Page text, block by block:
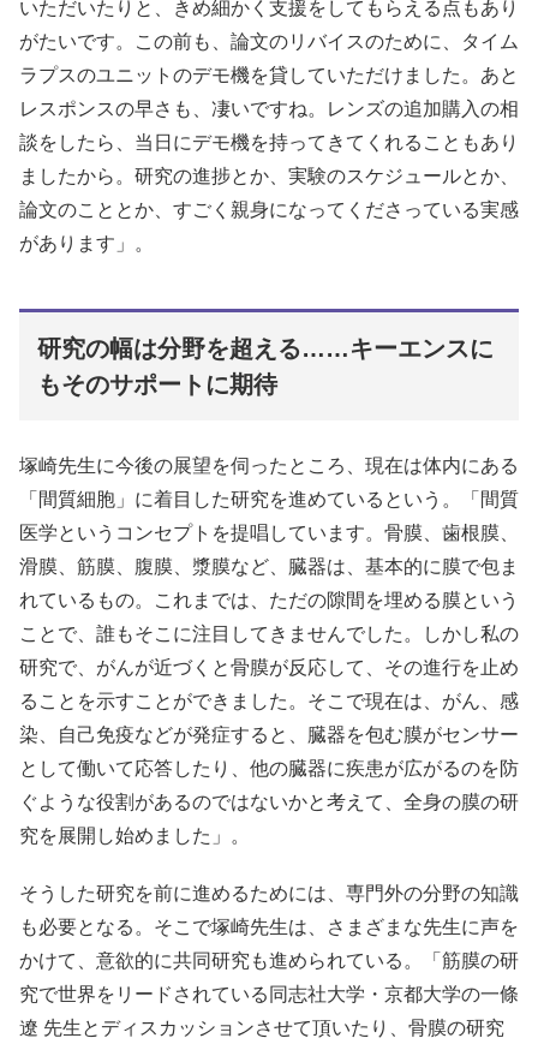
いただいたりと、きめ細かく支援をしてもらえる点もあり
がたいです。この前も、論文のリバイスのために、タイム
ラプスのユニットのデモ機を貸していただけました。あと
レスポンスの早さも、凄いですね。レンズの追加購入の相
談をしたら、当日にデモ機を持ってきてくれることもあり
ましたから。研究の進捗とか、実験のスケジュールとか、
論文のこととか、すごく親身になってくださっている実感
があります」。
研究の幅は分野を超える……キーエンスに
もそのサポートに期待
塚崎先生に今後の展望を伺ったところ、現在は体内にある
「間質細胞」に着目した研究を進めているという。「間質
医学というコンセプトを提唱しています。骨膜、歯根膜、
滑膜、筋膜、腹膜、漿膜など、臓器は、基本的に膜で包ま
れているもの。これまでは、ただの隙間を埋める膜という
ことで、誰もそこに注目してきませんでした。しかし私の
研究で、がんが近づくと骨膜が反応して、その進行を止め
ることを示すことができました。そこで現在は、がん、感
染、自己免疫などが発症すると、臓器を包む膜がセンサー
として働いて応答したり、他の臓器に疾患が広がるのを防
ぐような役割があるのではないかと考えて、全身の膜の研
究を展開し始めました」。
そうした研究を前に進めるためには、専門外の分野の知識
も必要となる。そこで塚崎先生は、さまざまな先生に声を
かけて、意欲的に共同研究も進められている。「筋膜の研
究で世界をリードされている同志社大学・京都大学の一條
遼 先生とディスカッションさせて頂いたり、骨膜の研究